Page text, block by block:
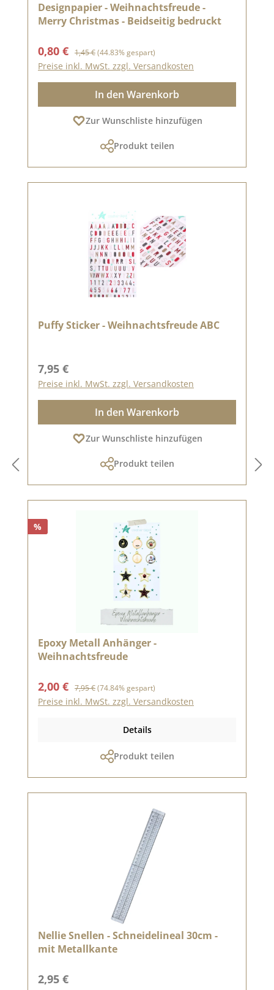
Designpapier - Weihnachtsfreude -
Merry Christmas - Beidseitig bedruckt
Verkaufspreis:
0,80 € Regulärer Preis:
1,45 €(44.83% gespart)
Preise inkl. MwSt. zzgl. Versandkosten
In den Warenkorb
Zur Wunschliste hinzufügen
Produkt teilen
Puffy Sticker - Weihnachtsfreude ABC
Regulärer Preis:
7,95 €
Preise inkl. MwSt. zzgl. Versandkosten
In den Warenkorb
Zur Wunschliste hinzufügen
Produkt teilen
%
Epoxy Metall Anhänger -
Weihnachtsfreude
Verkaufspreis:
2,00 € Regulärer Preis:
7,95 €(74.84% gespart)
Preise inkl. MwSt. zzgl. Versandkosten
Details
Produkt teilen
Nellie Snellen - Schneidelineal 30cm -
mit Metallkante
Regulärer Preis:
2,95 €